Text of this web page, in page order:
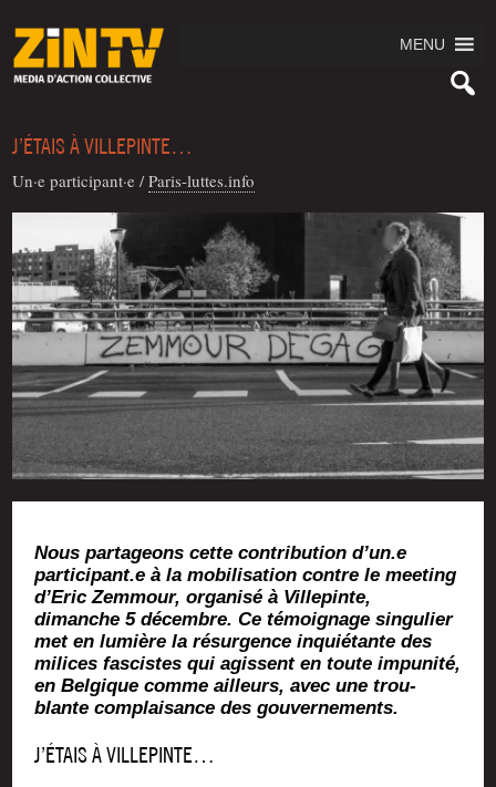
MENU
J’ÉTAIS À VILLEPINTE…
Un·e participant·e /Paris-luttes.info
Nous par­ta­geons cette contri­bu­tion d’un.e
participant.e à la mobi­li­sa­tion contre le mee­ting
d’E­ric Zem­mour, orga­ni­sé à Vil­le­pinte,
dimanche 5 décembre. Ce témoi­gnage sin­gu­lier
met en lumière la résur­gence inquié­tante des
milices fas­cistes qui agissent en toute impu­ni­té,
en Bel­gique comme ailleurs, avec une trou­
blante com­plai­sance des gouvernements.
J’ÉTAIS À VILLEPINTE…